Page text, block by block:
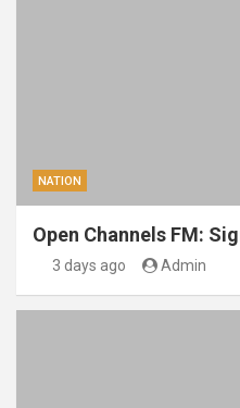
NATION
Open Channels FM:
3 days ago Admin